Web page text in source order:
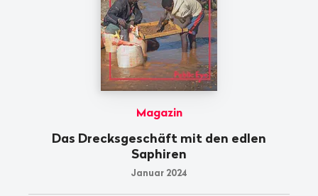
Magazin
Das Drecksgeschäft mit den edlen
Saphiren
Januar 2024